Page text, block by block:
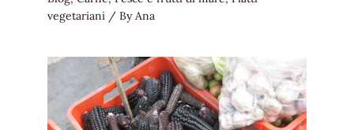
vegetariani / By Ana